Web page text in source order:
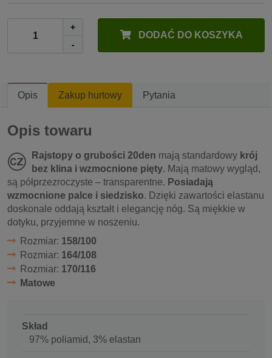
+
-
DODAĆ DO KOSZYKA
Opis Zakup hurtowy Pytania
Opis towaru
Rajstopy o grubości 20den mają standardowy krój
bez klina i wzmocnione pięty. Mają matowy wygląd,
są półprzezroczyste – transparentne. Posiadają
wzmocnione palce i siedzisko. Dzięki zawartości elastanu
doskonale oddają kształt i elegancję nóg. Są miękkie w
dotyku, przyjemne w noszeniu.
Rozmiar: 158/100
Rozmiar: 164/108
Rozmiar: 170/116
Matowe
Skład
97% poliamid, 3% elastan